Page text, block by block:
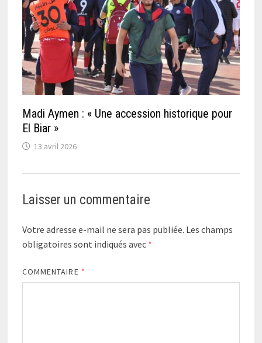
Madi Aymen : « Une accession historique pour
El Biar »
13 avril 2026
Laisser un commentaire
Votre adresse e-mail ne sera pas publiée. Les champs
obligatoires sont indiqués avec *
COMMENTAIRE *